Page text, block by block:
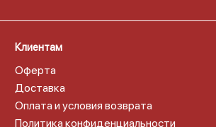
Клиентам
Оферта
Доставка
Оплата и условия возврата
Политика конфиденциальности